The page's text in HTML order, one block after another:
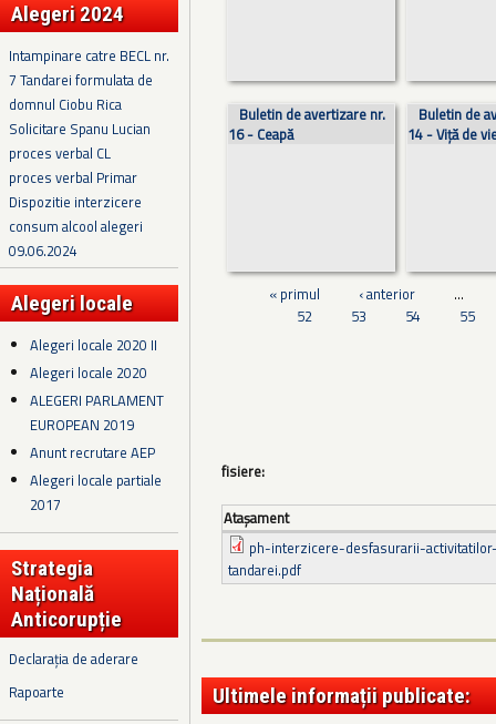
Alegeri 2024
Intampinare catre BECL nr.
7 Tandarei formulata de
domnul Ciobu Rica
Solicitare Spanu Lucian
proces verbal CL
proces verbal Primar
Dispozitie interzicere
consum alcool alegeri
09.06.2024
Alegeri locale
Alegeri locale 2020 II
Alegeri locale 2020
ALEGERI PARLAMENT
EUROPEAN 2019
Anunt recrutare AEP
Alegeri locale partiale
2017
Strategia
Națională
Anticorupție
Declarația de aderare
Rapoarte
Buletin de avertizare nr.
16 - Ceapă
Buletin de
14 - Viță de
« primul ‹ anterior
…
52
53 54 55
fisiere:
Ataşament
ph-interzicere-desfasurarii-
tandarei.pdf
Ultimele informații publicate: